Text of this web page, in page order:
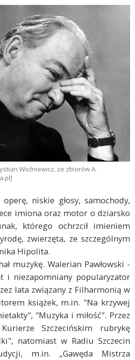
Woźniewicz, ze zbiorów A.
niskie głosy, samochody,
imiona oraz motor o dziarsko
którego ochrzcił imieniem
zwierzęta, ze szczególnym
Hipolita.
muzykę. Walerian Pawłowski -
i niezapomniany popularyzator
lata związany z Filharmonią w
książek, m.in. "Na krzywej
"Muzyka i miłość". Przez
Szczecińskim rubrykę
natomiast w Radiu Szczecin
m.in. „Gawęda Mistrza